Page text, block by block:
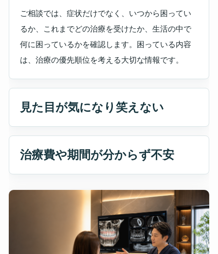
ご相談では、症状だけでなく、いつから困ってい
るか、これまでどの治療を受けたか、生活の中で
何に困っているかを確認します。困っている内容
は、治療の優先順位を考える大切な情報です。
見た目が気になり笑えない
治療費や期間が分からず不安